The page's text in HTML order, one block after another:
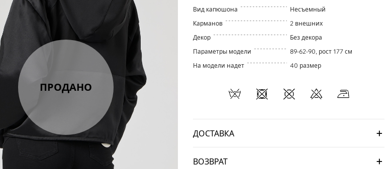
ПРОДАНО
Вид капюшона
Несъемный
Карманов
2 внешних
Декор
Без декора
Параметры модели
89-62-90, рост 177 см
На модели надет
40 размер
ДОСТАВКА
ВОЗВРАТ